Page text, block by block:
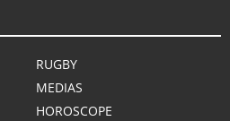
RUGBY
MEDIAS
HOROSCOPE